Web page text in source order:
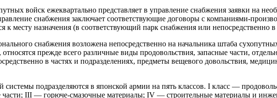
войск ежеквартально представляет в управление снабжения заявки на
снабжения заключает соответствующие договоры с компаниями-
к месту назначения (в соответствующий парк снабжения или непосредственно
снабжения возложена непосредственно на начальника штаба
прежде всего различные виды продовольствия, запасные части,
в частях и подразделениях, предметы вещевого довольствия,
системы подразделяются в японской армии на пять классов. I класс —
части; III — горюче-смазочные материалы; IV — строительные материалы и